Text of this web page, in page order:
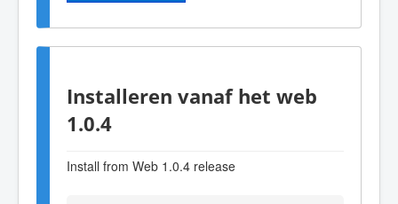
Installeren vanaf het web
1.0.4
Install from Web 1.0.4 release